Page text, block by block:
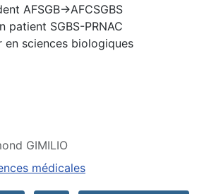
AFSGB->AFCSGBS
patient SGBS-PRNAC
en sciences biologiques
GIMILIO
médicales